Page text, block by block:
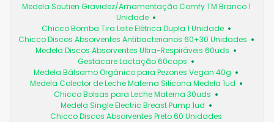
Medela Soutien Gravidez/Amamentação Comfy TM Branco 1
Unidade
Chicco Bomba Tira Leite Elétrica Dupla 1 Unidade
Chicco Discos Absorventes Antibacterianos 60+30 Unidades
Medela Discos Absorventes Ultra-Respiráveis 60uds
Gestacare Lactação 60caps
Medela Bálsamo Orgánico para Pezones Vegan 40g
Medela Colector de Leche Materna Silicona Medela 1ud
Chicco Bolsas para Leche Materna 30uds
Medela Single Electric Breast Pump 1ud
Chicco Discos Absorventes Preto 60 Unidades